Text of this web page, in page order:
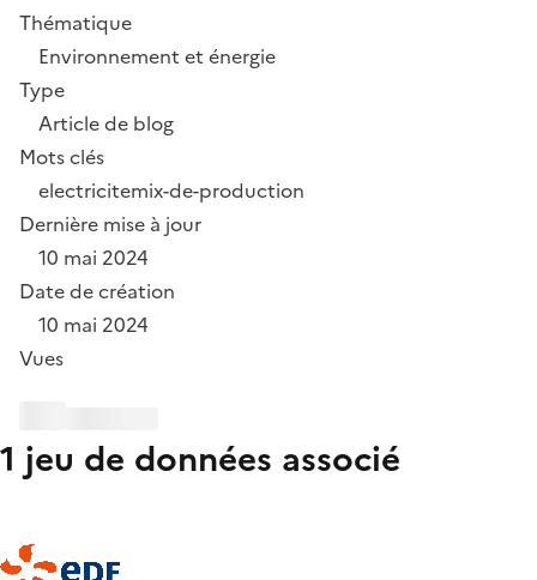
Thématique
Environnement et énergie
Type
Article de blog
Mots clés
electricitemix-de-production
Dernière mise à jour
10 mai 2024
Date de création
10 mai 2024
Vues
1 jeu de données associé